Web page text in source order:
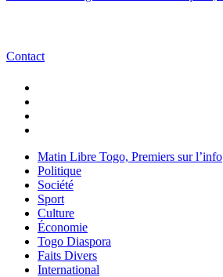
Contact
Matin Libre Togo, Premiers sur l’info
Politique
Société
Sport
Culture
Économie
Togo Diaspora
Faits Divers
International